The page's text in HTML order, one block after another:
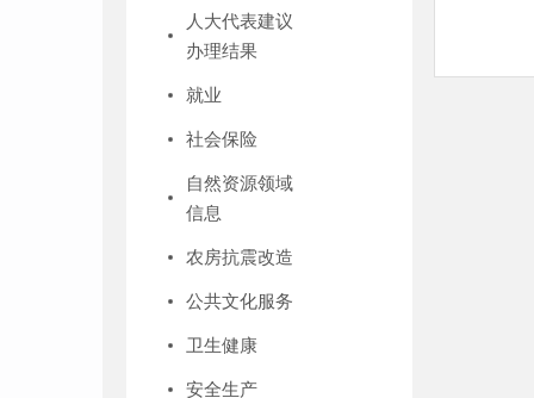
人大代表建议
办理结果
就业
社会保险
自然资源领域
信息
农房抗震改造
公共文化服务
卫生健康
安全生产